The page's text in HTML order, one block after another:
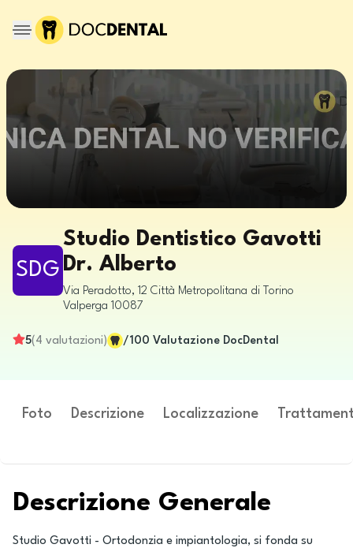
SDG
Studio Dentistico Gavotti
Dr. Alberto
Via Peradotto, 12 Città Metropolitana di Torino
Valperga 10087
5( 4 valutazioni) /100 Valutazione DocDental
Foto Descrizione Localizzazione
Descrizione Generale
Studio Gavotti - Ortodonzia e impiantologia, si fonda su